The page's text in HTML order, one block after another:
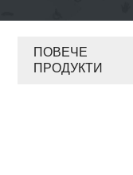
ПОВЕЧЕ
ПРОДУКТИ